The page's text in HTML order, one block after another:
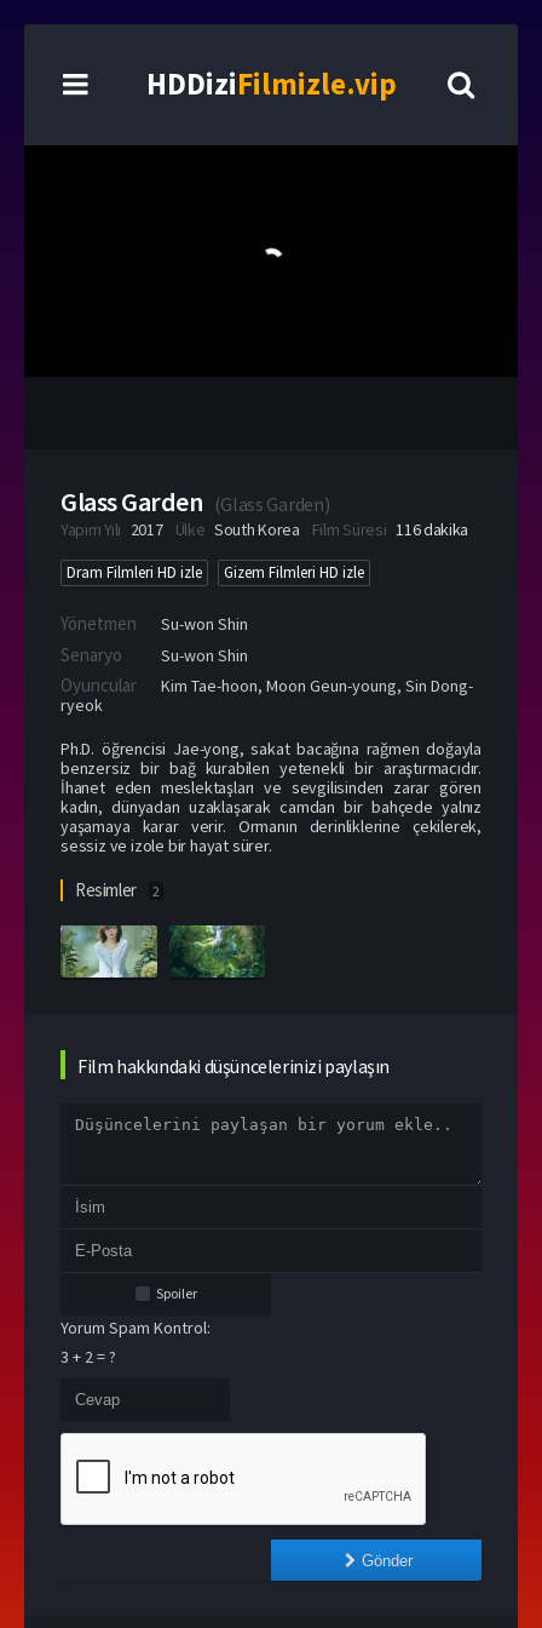
HDDiziFilmizle.vip
Glass Garden (Glass Garden)
Yapım Yılı 2017 Ülke South Korea Film Süresi 116 dakika
Dram Filmleri HD izle Gizem Filmleri HD izle
Yönetmen Su-won Shin
Senaryo Su-won Shin
Oyuncular Kim Tae-hoon, Moon Geun-young, Sin Dong-
ryeok
Ph.D. öğrencisi Jae-yong, sakat bacağına rağmen doğayla
benzersiz bir bağ kurabilen yetenekli bir araştırmacıdır.
İhanet eden meslektaşları ve sevgilisinden zarar gören
kadın, dünyadan uzaklaşarak camdan bir bahçede yalnız
yaşamaya karar verir. Ormanın derinliklerine çekilerek,
sessiz ve izole bir hayat sürer.
Resimler 2
Film hakkındaki düşüncelerinizi paylaşın
Spoiler
Yorum Spam Kontrol:
3 + 2 = ?
Gönder